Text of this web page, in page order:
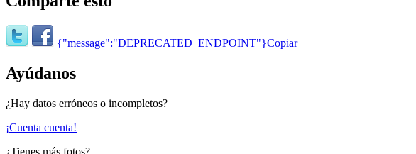
{"message":"DEPRECATED_ENDPOINT"}Copiar
Ayúdanos
¿Hay datos erróneos o incompletos?
¡Cuenta cuenta!